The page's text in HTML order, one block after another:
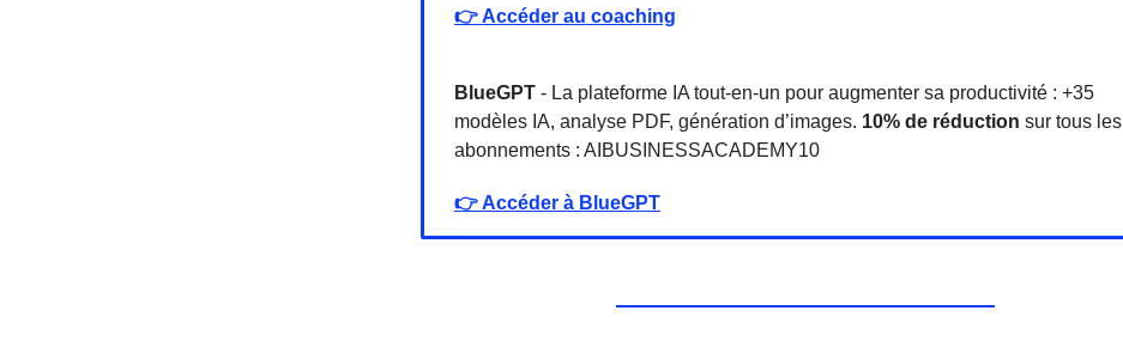
👉Accéder au coaching
BlueGPT - La plateforme IA tout-en-un pour augmenter sa productivité : +35
modèles IA, analyse PDF, génération d’images. 10% de réduction sur tous les
abonnements : AIBUSINESSACADEMY10
👉Accéder à BlueGPT